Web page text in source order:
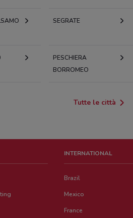
SEGRATE
PESCHIERA
BORROMEO
Tutte le città
INTERNATIONAL
Brazil
Mexico
France